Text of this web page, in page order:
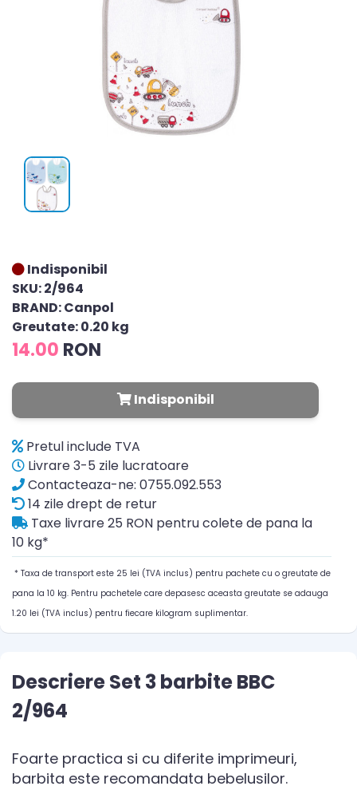
Indisponibil
SKU: 2/964
BRAND: Canpol
Greutate: 0.20 kg
14.00 RON
Indisponibil
Pretul include TVA
Livrare 3-5 zile lucratoare
Contacteaza-ne: 0755.092.553
14 zile drept de retur
Taxe livrare 25 RON pentru colete de pana la
10 kg*
* Taxa de transport este 25 lei (TVA inclus) pentru pachete cu o greutate de
pana la 10 kg. Pentru pachetele care depasesc aceasta greutate se adauga
1.20 lei (TVA inclus) pentru fiecare kilogram suplimentar.
Descriere Set 3 barbite BBC
2/964
Foarte practica si cu diferite imprimeuri,
barbita este recomandata bebelusilor.